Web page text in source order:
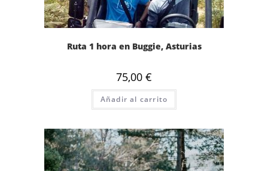
Ruta 1 hora en Buggie, Asturias
75,00 €
Añadir al carrito